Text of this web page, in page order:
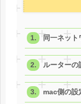
同一ネッ
ルーターの
mac側の